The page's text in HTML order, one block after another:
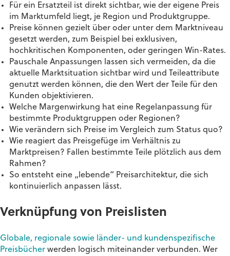
Für ein Ersatzteil ist direkt sichtbar, wie der eigene Preis
im Marktumfeld liegt, je Region und Produktgruppe.
Preise können gezielt über oder unter dem Marktniveau
gesetzt werden, zum Beispiel bei exklusiven,
hochkritischen Komponenten, oder geringen Win-Rates.
Pauschale Anpassungen lassen sich vermeiden, da die
aktuelle Marktsituation sichtbar wird und Teileattribute
genutzt werden können, die den Wert der Teile für den
Kunden objektivieren.
Welche Margenwirkung hat eine Regelanpassung für
bestimmte Produktgruppen oder Regionen?
Wie verändern sich Preise im Vergleich zum Status quo?
Wie reagiert das Preisgefüge im Verhältnis zu
Marktpreisen? Fallen bestimmte Teile plötzlich aus dem
Rahmen?
So entsteht eine „lebende“ Preisarchitektur, die sich
kontinuierlich anpassen lässt.
Verknüpfung von Preislisten
Globale, regionale sowie länder- und kundenspezifische
Preisbücher werden logisch miteinander verbunden. Wer